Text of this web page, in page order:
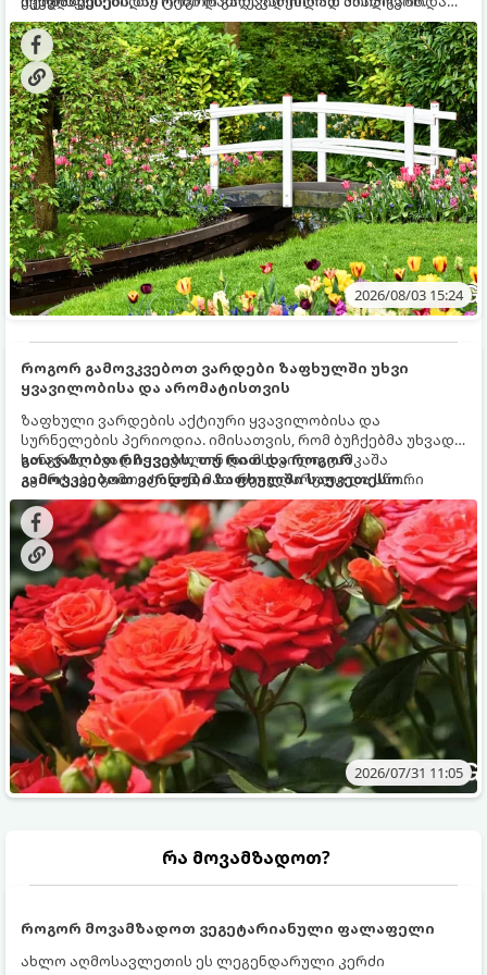
ხეები ზაფხულის სიცხეში:
2026/08/03 15:24
როგორ გამოვკვებოთ ვარდები ზაფხულში უხვი
ყვავილობისა და არომატისთვის
ზაფხული ვარდების აქტიური ყვავილობისა და
სურნელების პერიოდია. იმისათვის, რომ ბუჩქებმა უხვად,
ხანგრძლივად იყვავილონ და მსხვილი, კაშკაშა
კვირტები გამოიტანონ, მათ რეგულარული და სწორი
გამოკვება სჭირდებათ. ზაფხულის პერიოდში მცენარის
მოთხოვნილებები იცვლება, ამიტომ მნიშვნელოვანია
ვიცოდეთ, რომელი სასუქები გამოიყენება ამ დროს.
გთავაზობთ რჩევებს, თუ რით და როგორ
გამოვკვებოთ ვარდები ზაფხულში საუკეთესო
შედეგის მისაღწევად:
2026/07/31 11:05
რა მოვამზადოთ?
როგორ მოვამზადოთ ვეგეტარიანული ფალაფელი
ახლო აღმოსავლეთის ეს ლეგენდარული კერძი